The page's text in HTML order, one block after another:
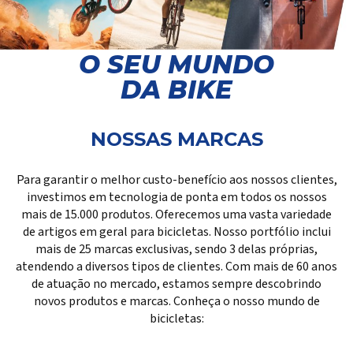
O SEU MUNDO
DA BIKE
NOSSAS MARCAS
Para garantir o melhor custo-benefício aos nossos clientes,
investimos em tecnologia de ponta em todos os nossos
mais de 15.000 produtos. Oferecemos uma vasta variedade
de artigos em geral para bicicletas. Nosso portfólio inclui
mais de 25 marcas exclusivas, sendo 3 delas próprias,
atendendo a diversos tipos de clientes. Com mais de 60 anos
de atuação no mercado, estamos sempre descobrindo
novos produtos e marcas. Conheça o nosso mundo de
bicicletas: